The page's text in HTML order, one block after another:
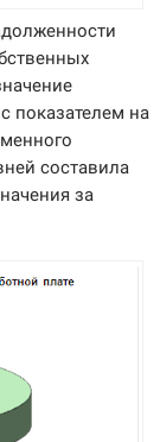
показателем на
составила
за